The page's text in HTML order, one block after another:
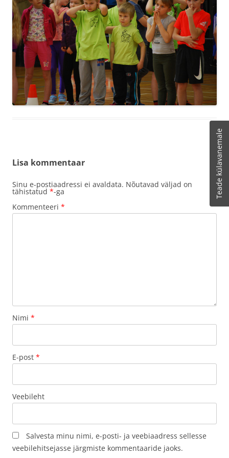
Lisa kommentaar
Sinu e-postiaadressi ei avaldata. Nõutavad väljad on
tähistatud *-ga
Kommenteeri *
Nimi *
E-post *
Veebileht
Salvesta minu nimi, e-posti- ja veebiaadress sellesse
veebilehitsejasse järgmiste kommentaaride jaoks.
Teade külavanemale